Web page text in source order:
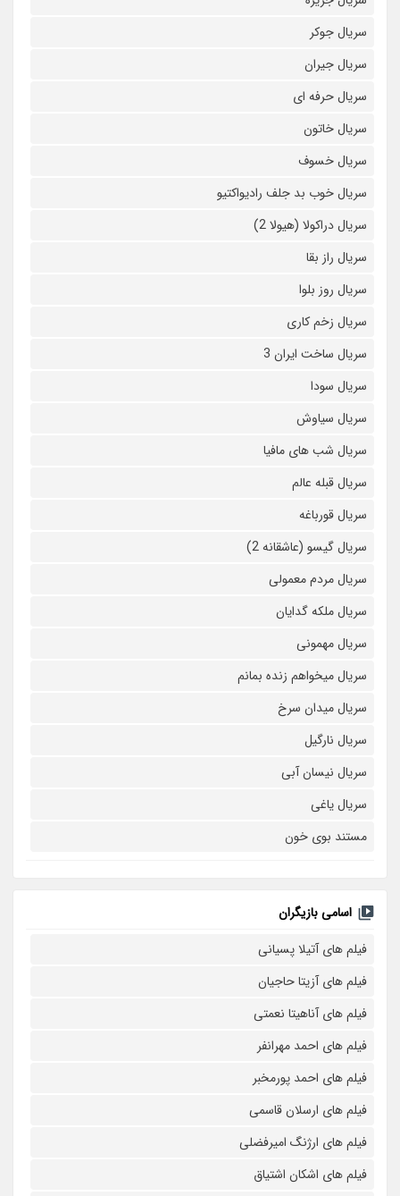
سریال جوکر
سریال جیران
سریال حرفه ای
سریال خاتون
سریال خسوف
سریال خوب بد جلف رادیواکتیو
سریال دراکولا (هیولا 2)
سریال راز بقا
سریال روز بلوا
سریال زخم کاری
سریال ساخت ایران 3
سریال سودا
سریال سیاوش
سریال شب های مافیا
سریال قبله عالم
سریال قورباغه
سریال گیسو (عاشقانه 2)
سریال مردم معمولی
سریال ملکه گدایان
سریال مهمونی
سریال میخواهم زنده بمانم
سریال میدان سرخ
سریال نارگیل
سریال نیسان آبی
سریال یاغی
مستند بوی خون
اسامی بازیگران
فیلم های آتیلا پسیانی
فیلم های آزیتا حاجیان
فیلم های آناهیتا نعمتی
فیلم های احمد مهرانفر
فیلم های احمد پورمخبر
فیلم های ارسلان قاسمی
فیلم های ارژنگ امیرفضلی
فیلم های اشکان اشتیاق